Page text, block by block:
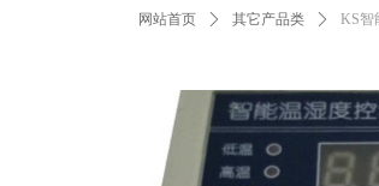
网站首页 ꄲ 其它产品类 ꄲ KS智